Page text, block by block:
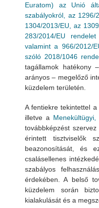
Euratom) az Unió
szabályokról, az 1296/
1304/2013/EU, az
283/2014/EU
valamint a 966/2012/
szóló 2018/1046
tagállamok hatékony
arányos – megelőző
küzdelem területén.
A fentiekre tekintettel
illetve a
továbbképzést
érintett tisztviselők
beazonosítását, és
csalásellenes
szabályos
érdekében. A belső
küzdelem során
kialakulását és a